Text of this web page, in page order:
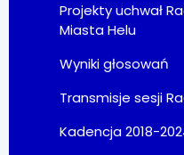
Projekty uchwał
Miasta Helu
Wyniki głosowań
Transmisje sesji
Kadencja 2018-